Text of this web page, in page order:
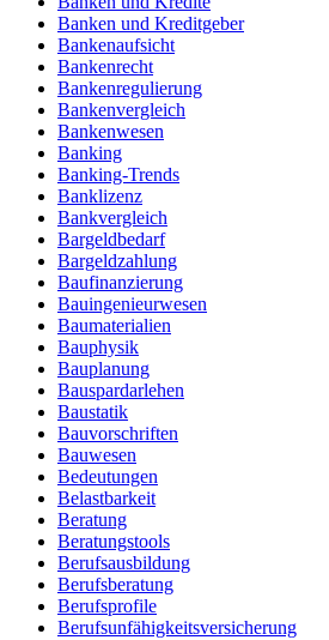
Banken und Kreditgeber
Bankenaufsicht
Bankenrecht
Bankenregulierung
Bankenvergleich
Bankenwesen
Banking
Banking-Trends
Banklizenz
Bankvergleich
Bargeldbedarf
Bargeldzahlung
Baufinanzierung
Bauingenieurwesen
Baumaterialien
Bauphysik
Bauplanung
Bauspardarlehen
Baustatik
Bauvorschriften
Bauwesen
Bedeutungen
Belastbarkeit
Beratung
Beratungstools
Berufsausbildung
Berufsberatung
Berufsprofile
Berufsunfähigkeitsversicherung